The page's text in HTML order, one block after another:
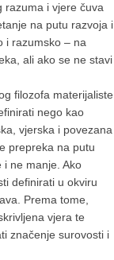
razuma i vjere čuva
na putu razvoja i
i razumsko – na
ali ako se ne stavi
filozofa materijaliste
nego kao
vjerska i povezana
prepreka na putu
i ne manje. Ako
definirati u okviru
Prema tome,
vjera te
značenje surovosti i